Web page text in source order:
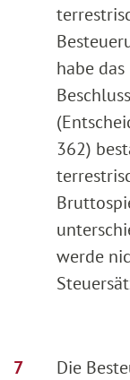
habe
362)
werde
Die